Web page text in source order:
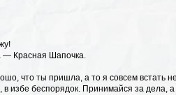
— Красная Шапочка.
что ты пришла, а то я совсем встать
в избе беспорядок. Принимайся за дела,